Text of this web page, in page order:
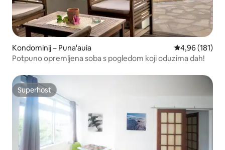
Kondominij – Puna'auia Prosječna
4,96 (181)
Potpuno opremljena soba s pogledom koji oduzima dah!
Superhost
Superhost